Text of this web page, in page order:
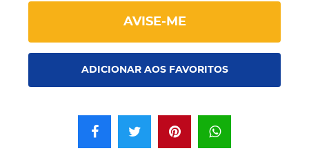
AVISE-ME
ADICIONAR AOS FAVORITOS